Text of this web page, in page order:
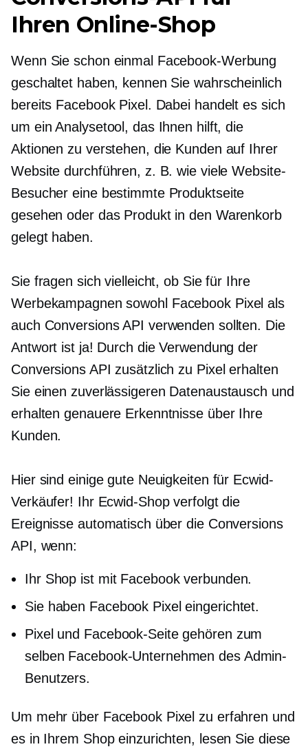
Ihren Online-Shop
Wenn Sie schon einmal Facebook-Werbung
geschaltet haben, kennen Sie wahrscheinlich
bereits Facebook Pixel. Dabei handelt es sich
um ein Analysetool, das Ihnen hilft, die
Aktionen zu verstehen, die Kunden auf Ihrer
Website durchführen, z. B. wie viele Website-
Besucher eine bestimmte Produktseite
gesehen oder das Produkt in den Warenkorb
gelegt haben.
Sie fragen sich vielleicht, ob Sie für Ihre
Werbekampagnen sowohl Facebook Pixel als
auch Conversions API verwenden sollten. Die
Antwort ist ja! Durch die Verwendung der
Conversions API zusätzlich zu Pixel erhalten
Sie einen zuverlässigeren Datenaustausch und
erhalten genauere Erkenntnisse über Ihre
Kunden.
Hier sind einige gute Neuigkeiten für Ecwid-
Verkäufer! Ihr Ecwid-Shop verfolgt die
Ereignisse automatisch über die Conversions
API, wenn:
Ihr Shop ist mit Facebook verbunden.
Sie haben Facebook Pixel eingerichtet.
Pixel und Facebook-Seite gehören zum
selben Facebook-Unternehmen des Admin-
Benutzers.
Um mehr über Facebook Pixel zu erfahren und
es in Ihrem Shop einzurichten, lesen Sie diese